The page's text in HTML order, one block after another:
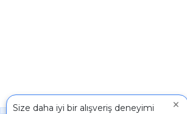
×
Size daha iyi bir alışveriş deneyimi